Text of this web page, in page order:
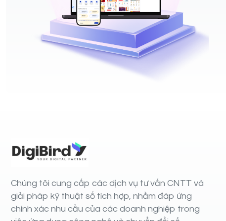
Chúng tôi cung cấp các dịch vụ tư vấn CNTT và
giải pháp kỹ thuật số tích hợp, nhằm đáp ứng
chính xác nhu cầu của các doanh nghiệp trong